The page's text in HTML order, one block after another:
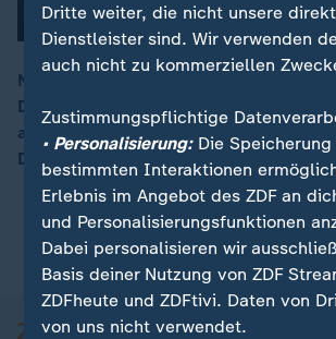
00:16
Nach einer eisigen Winternacht sind in
Deutschlands die Straßen mit Schnee
am Dienstag bleibt es kalt – im Süden
Deutsche Wetterdienst vor strengem
Dritte weiter, die nicht unsere
Dienstleister sind. Wir verwenden
auch nicht zu kommerziellen
Zustimmungspflichtige
• Personalisierung:Die Speicherung
bestimmten Interaktionen
Erlebnis im Angebot des ZDF an
und Personalisierungsfunktionen
Dabei personalisieren wir
Basis deiner Nutzung von ZDF
ZDFheute und ZDFtivi. Daten von
von uns nicht verwendet.